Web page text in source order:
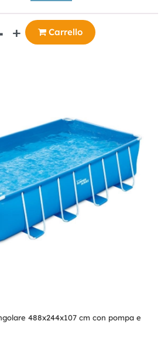
Quantità
Carrello
488x244x107 cm con pompa e